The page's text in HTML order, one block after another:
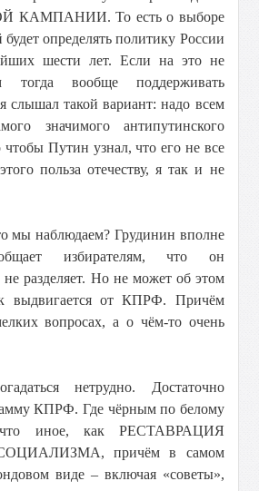
КАМПАНИИ. То есть о выборе
определять политику России
шести лет. Если на это не
тогда вообще поддерживать
слышал такой вариант: надо всем
значимого антипутинского
чтобы Путин узнал, что его не все
польза отечеству, я так и не
мы наблюдаем? Грудинин вполне
избирателям, что он
разделяет. Но не может об этом
выдвигается от КПРФ. Причём
вопросах, а о чём-то очень
нетрудно. Достаточно
КПРФ. Где чёрным по белому
иное, как РЕСТАВРАЦИЯ
причём в самом
виде – включая «советы»,